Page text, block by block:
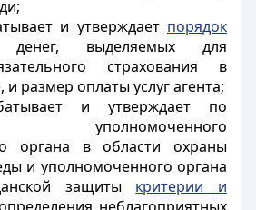
и утверждает порядок
денег, выделяемых для
страхования в
и размер оплаты услуг агента;
и утверждает по
уполномоченного
органа в области охраны
и уполномоченного органа
защиты критерии и